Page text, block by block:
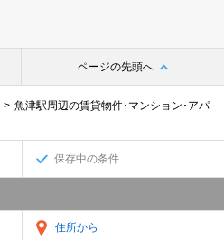
ページの先頭へ
魚津駅周辺の賃貸物件･マンション･アパ
保存中の条件
住所から